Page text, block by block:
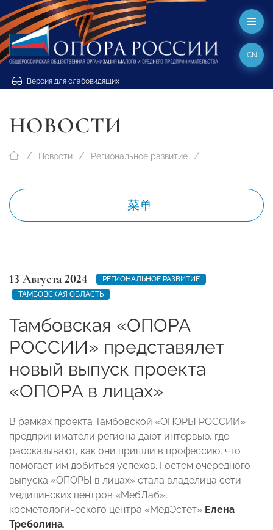
Версия для слабовидящих
CN
НОВОСТИ
Новости Региональное развитие
菜单
13 Августа 2024
РЕГИОНАЛЬНОЕ РАЗВИТИЕ
ТАМБОВСКАЯ ОБЛАСТЬ
Тамбовская «ОПОРА
РОССИИ» представялет
новый выпуск проекта
«ОПОРА в лицах»
В рамках проекта Тамбовской «ОПОРЫ РОССИИ»
предприниматели региона дают интервью, где
рассказывают, как они пришли в профессию, что
помогает им добиться успехов. Гостем очередного
выпуска «ОПОРЫ в лицах» стала владелица сети
медицинских центров «МебЛаб»,
косметологического центра «МедЭстет» Елена
Треболина.